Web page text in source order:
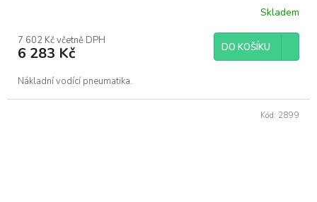
Skladem
7 602 Kč včetně DPH
6 283 Kč DO KOŠÍKU
Nákladní vodící pneumatika.
Kód: 2899